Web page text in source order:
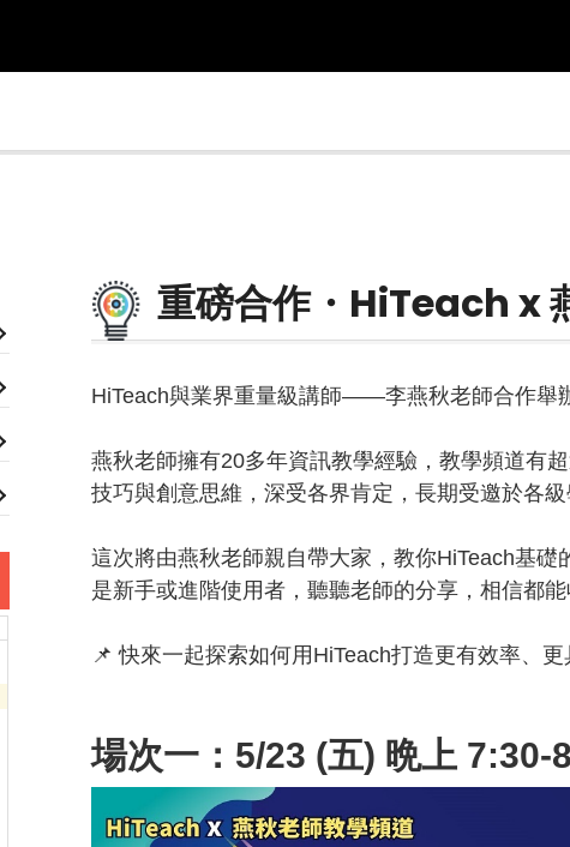
重磅合作・HiTeach x
HiTeach與業界重量級講師——李燕秋老師合作舉
燕秋老師擁有20多年資訊教學經驗，教學頻道有
技巧與創意思維，深受各界肯定，長期受邀於各
這次將由燕秋老師親自帶大家，教你HiTeach基
是新手或進階使用者，聽聽老師的分享，相信都能
📌 快來一起探索如何用HiTeach打造更有效率、
場次一：5/23 (五) 晩上 7:30-